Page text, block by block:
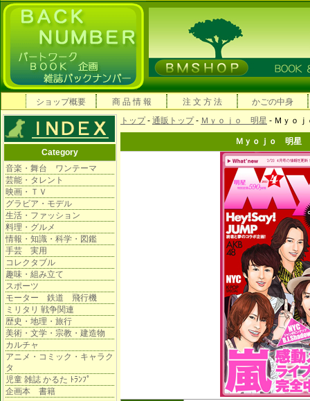
ショップ概要 商 品 情 報 注 文 方 法 かごの中身
Category
音楽・舞台 ワンテーマ
芸能・タレント
映画・ＴＶ
グラビア・モデル
生活・ファッション
料理・グルメ
情報・知識・科学・図鑑
手芸 実用
コレクタブル
趣味・組み立て
スポーツ
モーター 鉄道 飛行機
ミリタリ 戦争関連
歴史・地理・旅行
美術・文学・宗教・建造物
カルチャ
アニメ・コミック・キャラク
タ
児童 雑誌 かるた ﾄﾗﾝﾌﾟ
企画本 書籍
トップ- 通販トップ- Ｍｙｏｊｏ 明星 - Ｍｙｏ
Ｍｙｏｊｏ 明星